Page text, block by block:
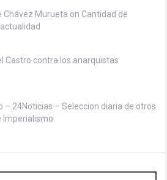
Chávez Murueta on Cantidad de
Castro contra los anarquistas
– 24Noticias – Seleccion diaria de otros
Imperialismo